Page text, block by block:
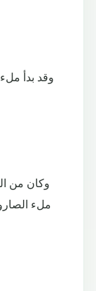
وقد بدأ
وكان من
ملء